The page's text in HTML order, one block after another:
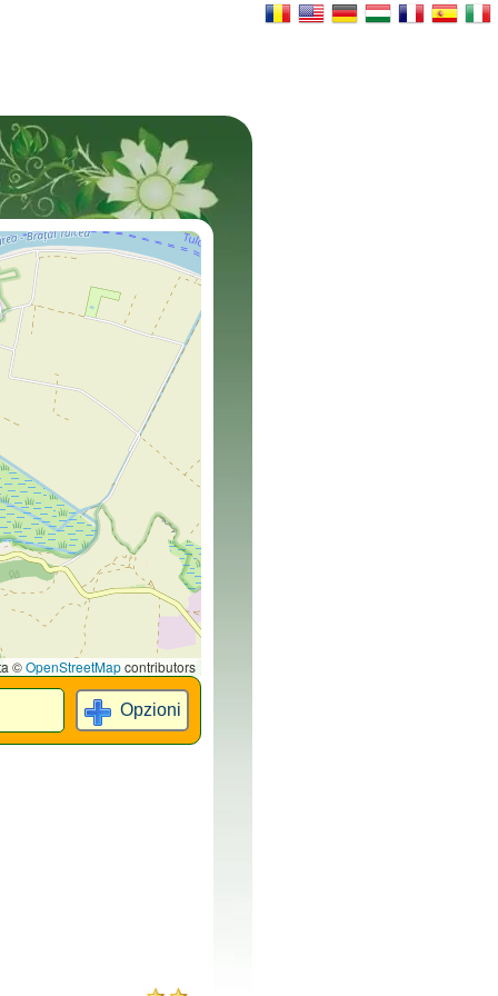
©OpenStreetMapcontributors
Opzioni